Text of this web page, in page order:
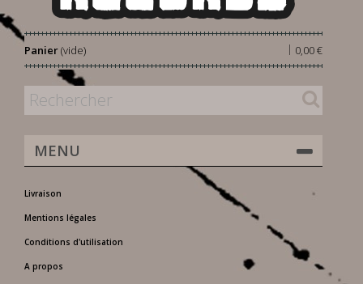
Panier 0,00 €
|
(vide)
MENU
Livraison
Mentions légales
Conditions d'utilisation
A propos